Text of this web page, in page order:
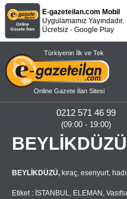
E-gazeteilan.com Mobil
Uygulamamız Yayındadır.
Ücretsiz - Google Play
Türkiyenin İlk ve Tek
Online Gazete İlan Sitesi
0212 571 46 99
(09:00 - 19:00)
BEYLİKDÜZÜ, kıraç, esenyurt,
Etiket : İSTANBUL, ELEMAN ,